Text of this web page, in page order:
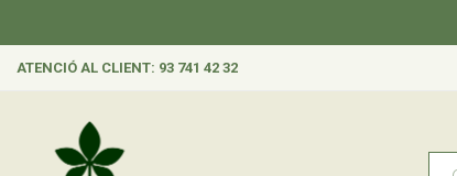
ATENCIÓ AL CLIENT: 93 741 42 32